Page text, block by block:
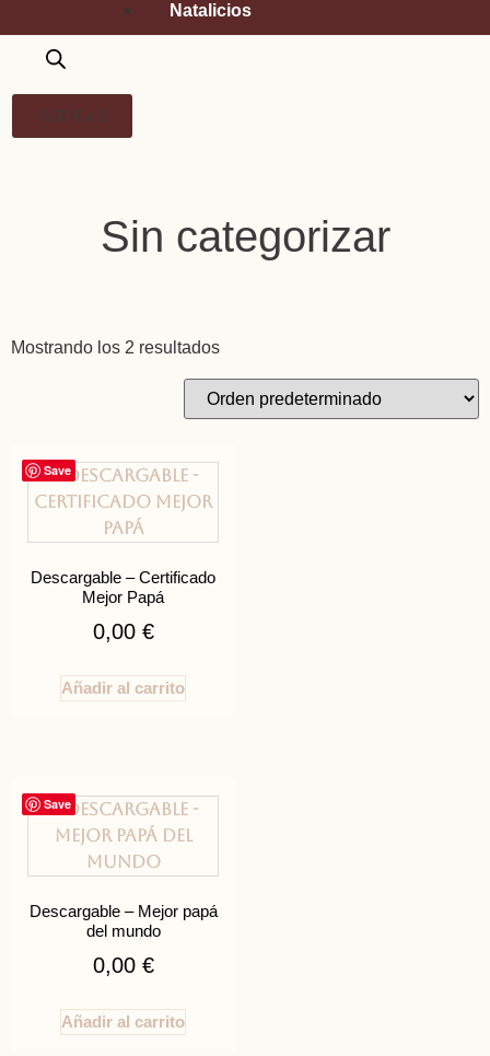
Natalicios
0,00 € 0
Sin categorizar
Mostrando los 2 resultados
Save
Descargable – Certificado
Mejor Papá
0,00 €
Añadir al carrito
Save
Descargable – Mejor papá
del mundo
0,00 €
Añadir al carrito